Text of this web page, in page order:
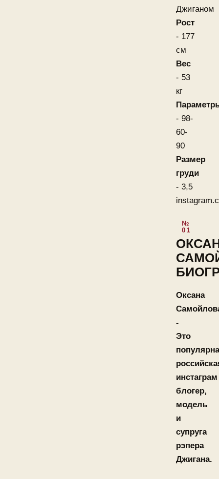
Джиганом
Рост
- 177
см
Вес
- 53
кг
- 98-
60-
90
Размер
груди
- 3,5
Оксана
-
Это
инстаграм
блогер,
модель
и
супруга
рэпера
Джигана.